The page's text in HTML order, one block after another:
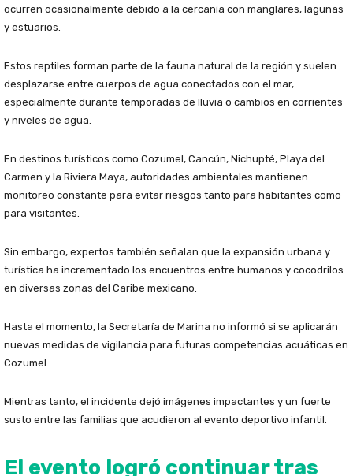
ocurren ocasionalmente debido a la cercanía con manglares, lagunas
y estuarios.
Estos reptiles forman parte de la fauna natural de la región y suelen
desplazarse entre cuerpos de agua conectados con el mar,
especialmente durante temporadas de lluvia o cambios en corrientes
y niveles de agua.
En destinos turísticos como Cozumel, Cancún, Nichupté, Playa del
Carmen y la Riviera Maya, autoridades ambientales mantienen
monitoreo constante para evitar riesgos tanto para habitantes como
para visitantes.
Sin embargo, expertos también señalan que la expansión urbana y
turística ha incrementado los encuentros entre humanos y cocodrilos
en diversas zonas del Caribe mexicano.
Hasta el momento, la Secretaría de Marina no informó si se aplicarán
nuevas medidas de vigilancia para futuras competencias acuáticas en
Cozumel.
Mientras tanto, el incidente dejó imágenes impactantes y un fuerte
susto entre las familias que acudieron al evento deportivo infantil.
El evento logró continuar tras